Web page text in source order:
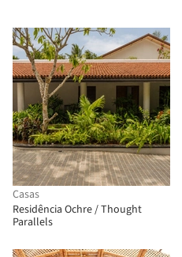
Casas
Residência Ochre / Thought
Parallels